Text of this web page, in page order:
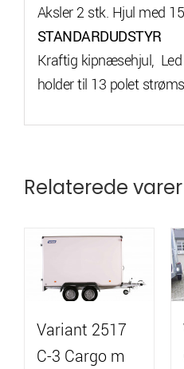
Aksler 2 stk. Hjul med
STANDARDUDSTYR
Kraftig kipnæsehjul,
holder til 13 polet
Relaterede varer
Variant 2517
C-3 Cargo m